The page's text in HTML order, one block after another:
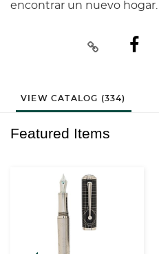
encontrar un nuevo hogar.
VIEW CATALOG (334)
Featured Items